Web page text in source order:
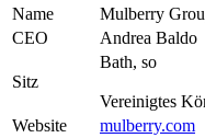
Name
Mulberry
CEO
Andrea Baldo
Sitz
Bath, so
Vereinigtes
Website
mulberry.com